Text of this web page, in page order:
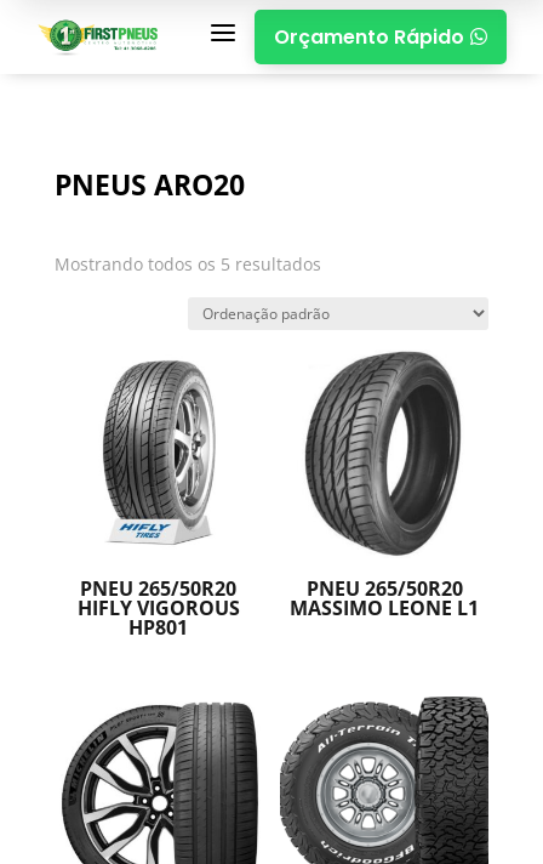
a Orçamento Rápido 
PNEUS ARO20
Mostrando todos os 5 resultados
PNEU 265/50R20
HIFLY VIGOROUS
HP801
PNEU 265/50R20
MASSIMO LEONE L1